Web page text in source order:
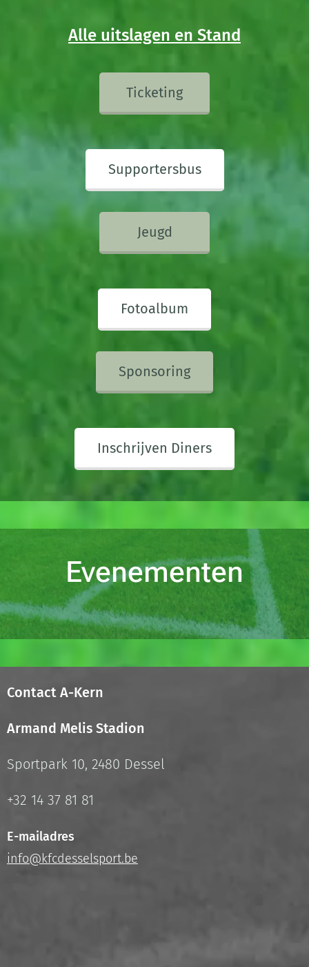
een van de
testers &
Alle uitslagen en Stand
Ticketing
Supportersbus
Jeugd
Fotoalbum
Sponsoring
Inschrijven Diners
Evenementen
Contact A-Kern
Armand Melis Stadion
Sportpark 10, 2480 Dessel
+32 14 37 81 81
E-mailadres
info@kfcdesselsport.be